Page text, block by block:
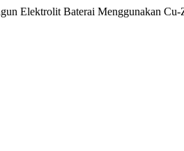
Elektrolit Baterai Menggunakan